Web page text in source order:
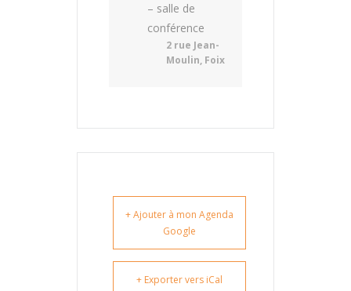
– salle de
conférence
2 rue Jean-
Moulin, Foix
+ Ajouter à mon Agenda
Google
+ Exporter vers iCal